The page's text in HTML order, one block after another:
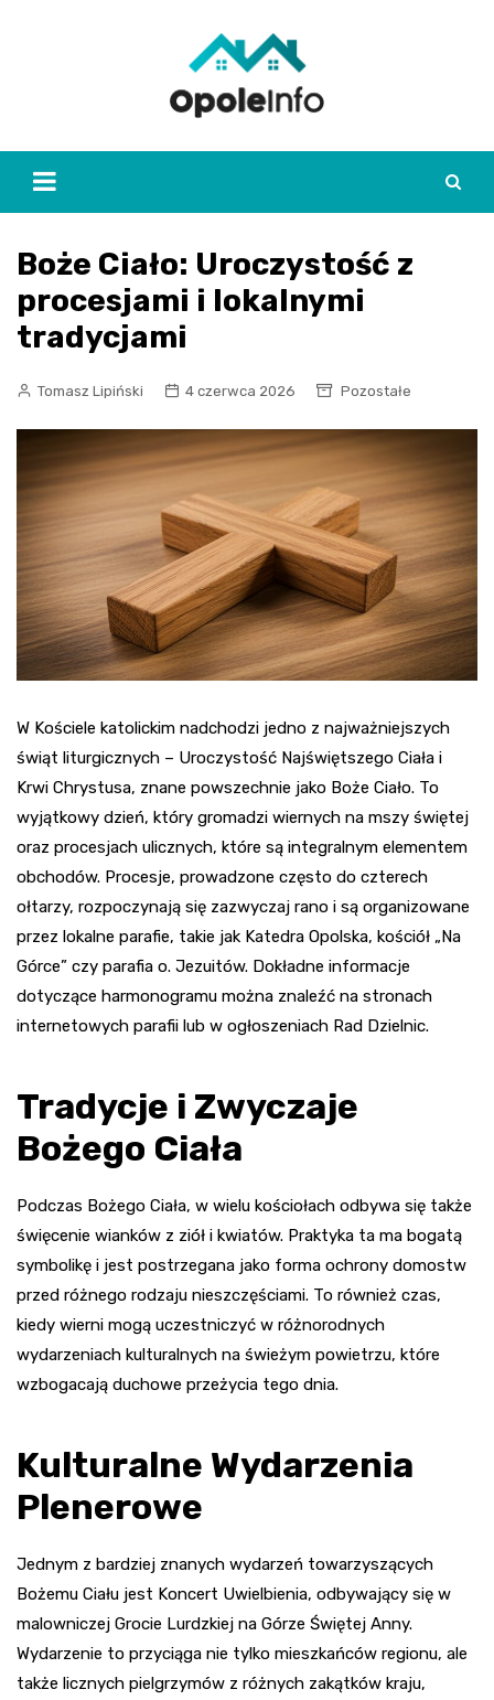
Boże Ciało: Uroczystość z
procesjami i lokalnymi
tradycjami
Tomasz Lipiński 4 czerwca 2026 Pozostałe
W Kościele katolickim nadchodzi jedno z najważniejszych
świąt liturgicznych – Uroczystość Najświętszego Ciała i
Krwi Chrystusa, znane powszechnie jako Boże Ciało. To
wyjątkowy dzień, który gromadzi wiernych na mszy świętej
oraz procesjach ulicznych, które są integralnym elementem
obchodów. Procesje, prowadzone często do czterech
ołtarzy, rozpoczynają się zazwyczaj rano i są organizowane
przez lokalne parafie, takie jak Katedra Opolska, kościół „Na
Górce” czy parafia o. Jezuitów. Dokładne informacje
dotyczące harmonogramu można znaleźć na stronach
internetowych parafii lub w ogłoszeniach Rad Dzielnic.
Tradycje i Zwyczaje
Bożego Ciała
Podczas Bożego Ciała, w wielu kościołach odbywa się także
święcenie wianków z ziół i kwiatów. Praktyka ta ma bogatą
symbolikę i jest postrzegana jako forma ochrony domostw
przed różnego rodzaju nieszczęściami. To również czas,
kiedy wierni mogą uczestniczyć w różnorodnych
wydarzeniach kulturalnych na świeżym powietrzu, które
wzbogacają duchowe przeżycia tego dnia.
Kulturalne Wydarzenia
Plenerowe
Jednym z bardziej znanych wydarzeń towarzyszących
Bożemu Ciału jest Koncert Uwielbienia, odbywający się w
malowniczej Grocie Lurdzkiej na Górze Świętej Anny.
Wydarzenie to przyciąga nie tylko mieszkańców regionu, ale
także licznych pielgrzymów z różnych zakątków kraju,